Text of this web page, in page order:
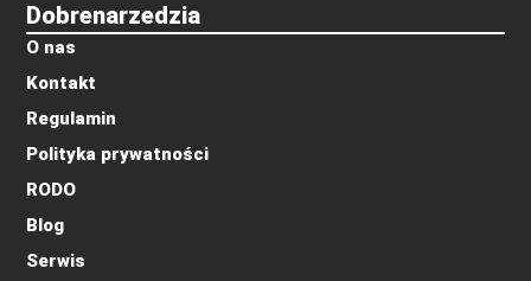
Dobrenarzedzia
O nas
Kontakt
Regulamin
Polityka prywatności
RODO
Blog
Serwis